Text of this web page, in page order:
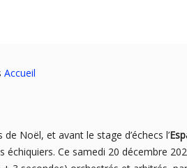
Accueil
Noël, et avant le stage d’échecs l’
échiquiers. Ce samedi 20 décembre